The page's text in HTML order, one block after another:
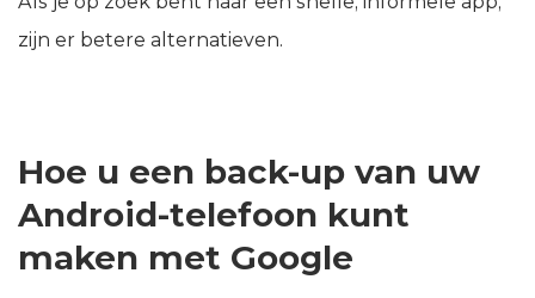
zijn er betere alternatieven.
Hoe u een back-up van uw
Android-telefoon kunt
maken met Google